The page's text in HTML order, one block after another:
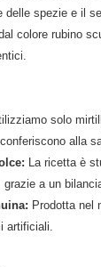
delle spezie e il
colore rubino
solo
alla
La ricetta è
a un
Prodotta nel
artificiali.